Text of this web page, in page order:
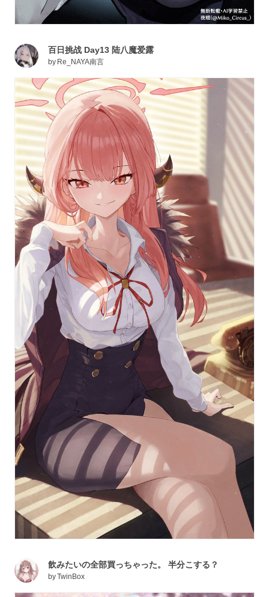
百日挑战 Day13 陆八魔爱露
by Re_NAYA南言
飲みたいの全部買っちゃった。 半分こする？
byTwinBox